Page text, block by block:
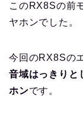
このRX8Sの前
ヤホンでした。
今回のRX8Sの
音域はっきりと
ホンです。